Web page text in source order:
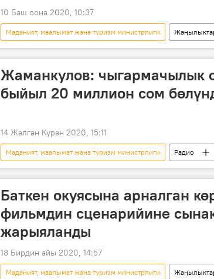
10 Баш оона 2020, 10:37
Маданият, маалымат жана туризм министрлиги
Ленин чокусу
тоо таштанды
Жаманкулов: чыгармачылык
быйыл 20 миллион сом
14 Жалган Куран 2020, 15:11
Маданият, маалымат жана туризм министрлиги Радио
чыгармачылык
Баткен окуясына арналган
фильмдин сценарийине
жарыяланды
18 Бирдин айы 2020, 14:57
Маданият, маалымат жана туризм министрлиги